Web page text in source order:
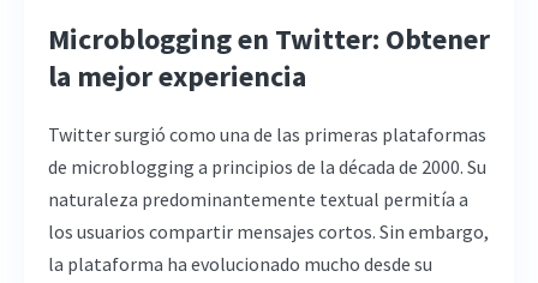
Microblogging en Twitter: Obtener
la mejor experiencia
Twitter surgió como una de las primeras plataformas
de microblogging a principios de la década de 2000. Su
naturaleza predominantemente textual permitía a
los usuarios compartir mensajes cortos. Sin embargo,
la plataforma ha evolucionado mucho desde su